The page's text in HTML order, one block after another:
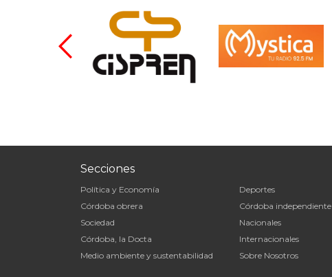
Secciones
Política y Economía
Córdoba obrera
Sociedad
Córdoba, la Docta
Medio ambiente y sustentabilidad
Deportes
Córdoba independiente
Nacionales
Internacionales
Sobre Nosotros